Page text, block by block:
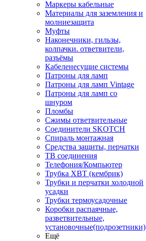
Маркеры кабельные
Материалы для заземления и
молниезащита
Муфты
Наконечники, гильзы,
колпачки. ответвители,
разъёмы
Кабеленесущие системы
Патроны для ламп
Патроны для ламп Vintage
Патроны для ламп со
шнуром
Пломбы
Сжимы ответвительные
Соединители SKOTCH
Спираль монтажная
Средства защиты, перчатки
ТВ соединения
Телефония/Компьютер
Трубка ХВТ (кембрик)
Трубки и перчатки холодной
усадки
Трубки термоусадочные
Коробки распаячные,
разветвительные,
установочные(подрозетники)
Ещё